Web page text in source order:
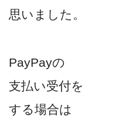
思いました。
PayPayの
支払い受付を
する場合は